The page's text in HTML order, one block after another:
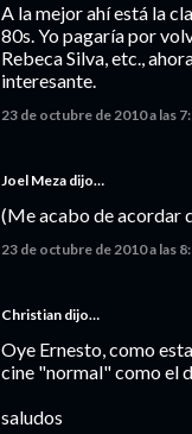
A la mejor ahí está la
80s. Yo pagaría por
Rebeca Silva, etc.,
interesante.
23 de octubre de 2010 a las
Joel Meza dijo…
(Me acabo de acordar
23 de octubre de 2010 a las
Christian dijo…
Oye Ernesto, como
cine "normal" como el
saludos